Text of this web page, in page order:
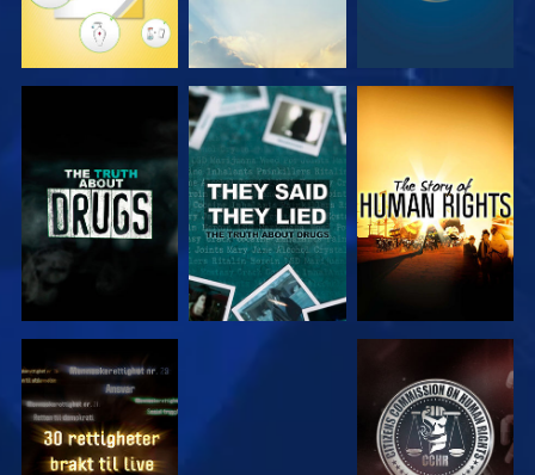
SE SE
SE SE